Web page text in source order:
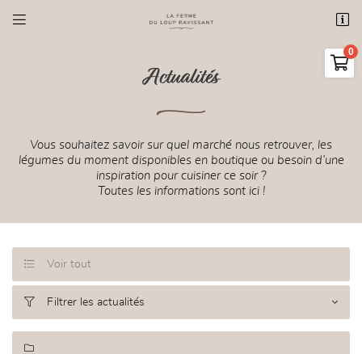
 

Voir notre sélection
 Adresse email de réception
Rafraîchir le captcha
Actualités
Vous souhaitez savoir sur quel marché nous retrouver, les
légumes du moment disponibles en boutique ou besoin d’une
inspiration pour cuisiner ce soir ?
Toutes les informations sont ici !
 Voir tout
 Filtrer les actualités
